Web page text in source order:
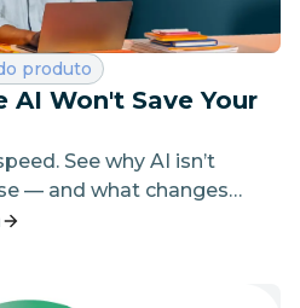
produto
AI Won't Save Your
See why AI isn’t
— and what changes
marketing gets done